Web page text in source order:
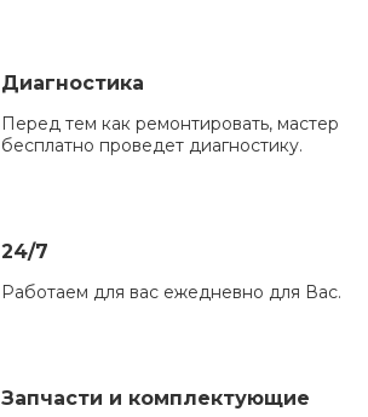
Диагностика
Перед тем как ремонтировать, мастер
бесплатно проведет диагностику.
24/7
Работаем для вас ежедневно для Вас.
Запчасти и комплектующие